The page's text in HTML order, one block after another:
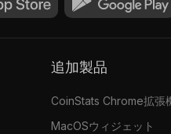
追加製品
CoinStats Chrome拡張
MacOSウィジェット